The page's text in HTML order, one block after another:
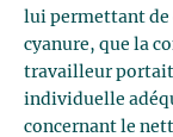
lui permettant de
cyanure, que la
travailleur portait
individuelle
concernant le